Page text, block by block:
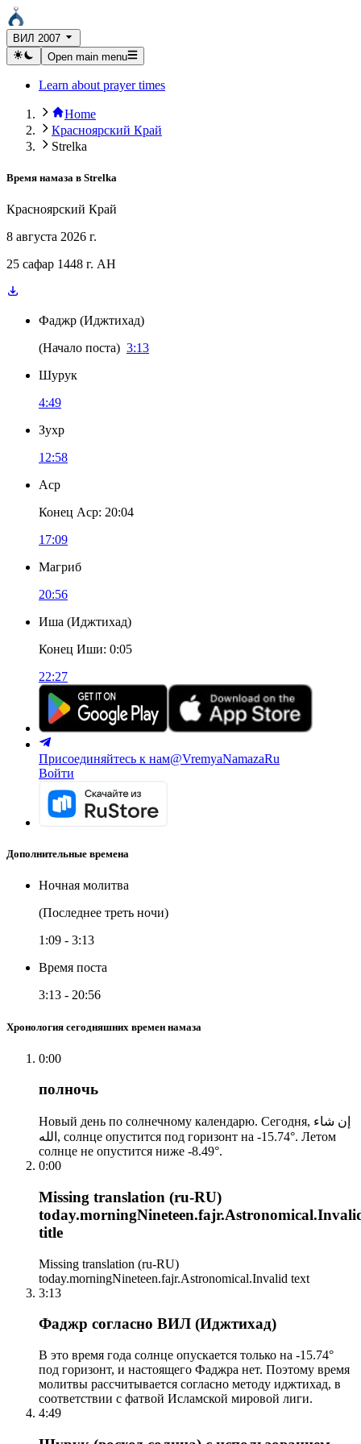
ВИЛ 2007
Open main menu
Learn about prayer times
Home
Красноярский Край
Strelka
Время намаза в Strelka
Красноярский Край
8 августа 2026 г.
25 сафар 1448 г. AH
Фаджр (Иджтихад)
(Начало поста) 3:13
Шурук
4:49
Зухр
12:58
Аср
Конец Аср: 20:04
17:09
Магриб
20:56
Иша (Иджтихад)
Конец Иши: 0:05
22:27
Присоединяйтесь к нам@VremyaNamazaRu
Войти
Дополнительные времена
Ночная молитва
(Последнее треть ночи)
1:09 - 3:13
Время поста
3:13 - 20:56
Хронология сегодняшних времен намаза
0:00
полночь
Новый день по солнечному календарю. Сегодня, إن شاء
الله, солнце опустится под горизонт на -15.74°. Летом
солнце не опустится ниже -8.49°.
0:00
Missing translation (ru-RU)
title
Missing translation (ru-RU)
today.morningNineteen.fajr.Astronomical.Invalid text
3:13
Фаджр согласно ВИЛ (Иджтихад)
В это время года солнце опускается только на -15.74°
под горизонт, и настоящего Фаджра нет. Поэтому время
молитвы рассчитывается согласно методу иджтихад, в
соответствии с фатвой Исламской мировой лиги.
4:49